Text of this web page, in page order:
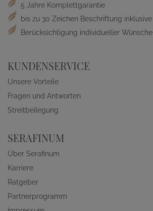
5 Jahre Komplettgarantie
bis zu 30 Zeichen Beschriftung inklusive
Berücksichtigung individueller Wünsche
KUNDENSERVICE
Unsere Vorteile
Fragen und Antworten
Streitbeilegung
SERAFINUM
Über Serafinum
Karriere
Ratgeber
Partnerprogramm